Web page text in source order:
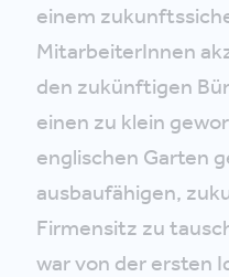
einem
MitarbeiterInnen
den zukünftigen
einen zu klein
englischen Garten
ausbaufähigen,
Firmensitz zu
war von der ersten